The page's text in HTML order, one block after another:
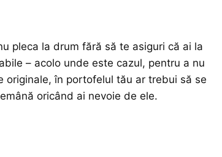
pleca la drum fără să te asiguri că ai la
– acolo unde este cazul, pentru a nu
originale, în portofelul tău ar trebui să se
oricând ai nevoie de ele.